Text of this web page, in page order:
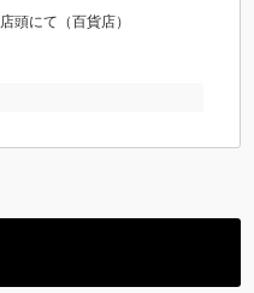
店頭にて（百貨店）